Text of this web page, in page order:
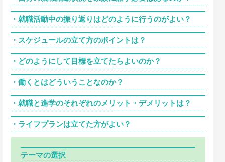
・ 就職活動中の振り返りはどのように行うのがよい？
・ スケジュールの立て方のポイントは？
・ どのようにして目標を立てたらよいのか？
・ 働くとはどういうことなのか？
・ 就職と進学のそれぞれのメリット・デメリットは？
・ ライフプランは立てた方がよい？
テーマの選択